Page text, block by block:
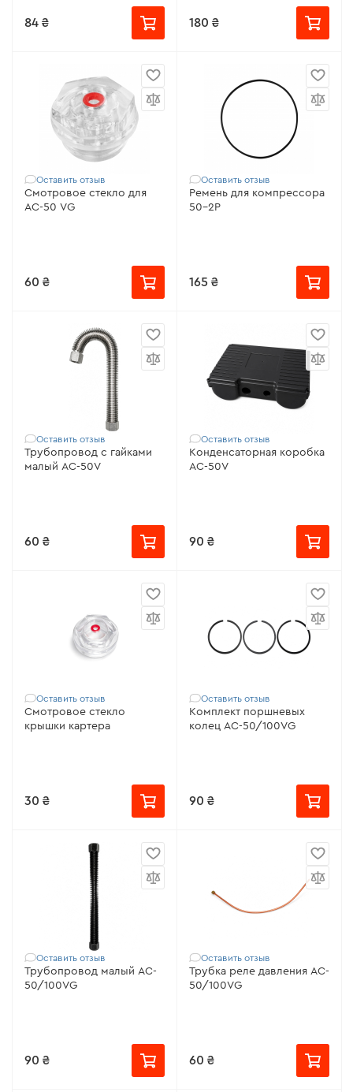
84 ₴ 180 ₴
Оставить отзыв
Смотровое стекло для
AC-50 VG
60 ₴
Оставить отзыв
Ремень для компрессора
50-2Р
165 ₴
Оставить отзыв
Трубопровод с гайками
малый AC-50V
60 ₴
Оставить отзыв
Конденсаторная коробка
AC-50V
90 ₴
Оставить отзыв
Смотровое стекло
крышки картера
30 ₴
Оставить отзыв
Комплект поршневых
колец AC-50/100VG
90 ₴
Оставить отзыв
Трубопровод малый AC-
50/100VG
90 ₴
Оставить отзыв
Трубка реле давления AC-
50/100VG
60 ₴